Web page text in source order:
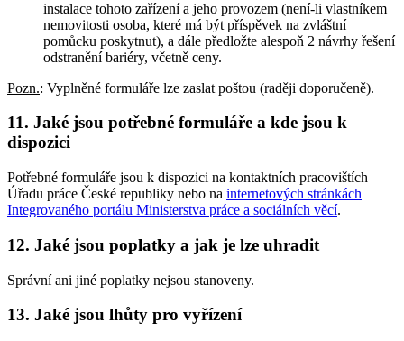
instalace tohoto zařízení a jeho provozem (není-li vlastníkem
nemovitosti osoba, které má být příspěvek na zvláštní
pomůcku poskytnut), a dále předložte alespoň 2 návrhy řešení
odstranění bariéry, včetně ceny.
Pozn.: Vyplněné formuláře lze zaslat poštou (raději doporučeně).
11. Jaké jsou potřebné formuláře a kde jsou k
dispozici
Potřebné formuláře jsou k dispozici na kontaktních pracovištích
Úřadu práce České republiky nebo na internetových stránkách
Integrovaného portálu Ministerstva práce a sociálních věcí.
12. Jaké jsou poplatky a jak je lze uhradit
Správní ani jiné poplatky nejsou stanoveny.
13. Jaké jsou lhůty pro vyřízení